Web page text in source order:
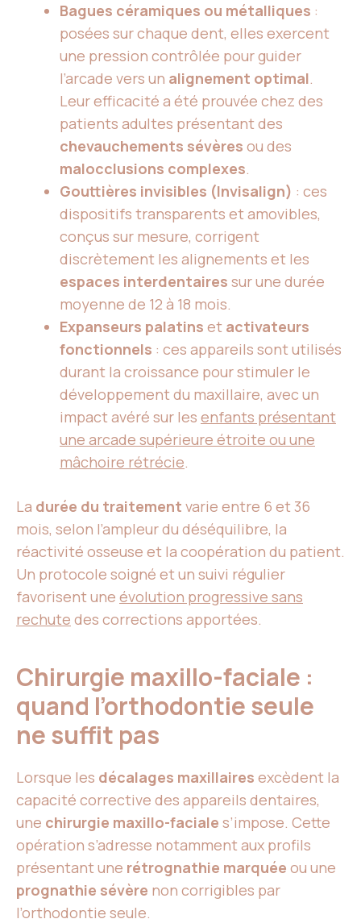
Bagues céramiques ou métalliques :
posées sur chaque dent, elles exercent
une pression contrôlée pour guider
l’arcade vers un alignement optimal.
Leur efficacité a été prouvée chez des
patients adultes présentant des
chevauchements sévères ou des
malocclusions complexes.
Gouttières invisibles (Invisalign) : ces
dispositifs transparents et amovibles,
conçus sur mesure, corrigent
discrètement les alignements et les
espaces interdentaires sur une durée
moyenne de 12 à 18 mois.
Expanseurs palatins et activateurs
fonctionnels : ces appareils sont utilisés
durant la croissance pour stimuler le
développement du maxillaire, avec un
impact avéré sur les enfants présentant
une arcade supérieure étroite ou une
mâchoire rétrécie.
La durée du traitement varie entre 6 et 36
mois, selon l’ampleur du déséquilibre, la
réactivité osseuse et la coopération du patient.
Un protocole soigné et un suivi régulier
favorisent une évolution progressive sans
rechute des corrections apportées.
Chirurgie maxillo-faciale :
quand l’orthodontie seule
ne suffit pas
Lorsque les décalages maxillaires excèdent la
capacité corrective des appareils dentaires,
une chirurgie maxillo-faciale s’impose. Cette
opération s’adresse notamment aux profils
présentant une rétrognathie marquée ou une
prognathie sévère non corrigibles par
l’orthodontie seule.